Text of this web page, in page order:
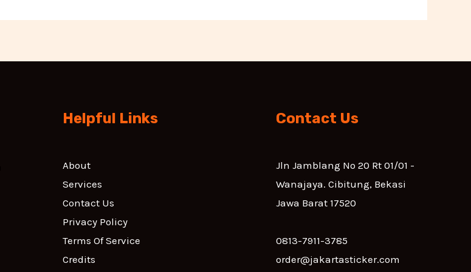
Helpful Links
About
Services
Contact Us
Privacy Policy
Terms Of Service
Credits
Contact Us
Jln Jamblang No 20 Rt 01/01 -
Wanajaya. Cibitung, Bekasi
Jawa Barat 17520
0813-7911-3785
order@jakartasticker.com